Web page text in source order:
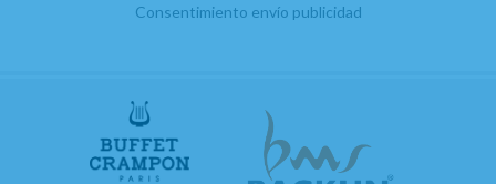
Consentimiento envío publicidad